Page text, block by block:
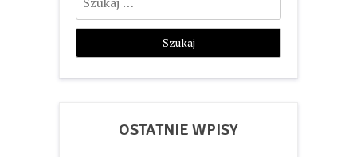
OSTATNIE WPISY